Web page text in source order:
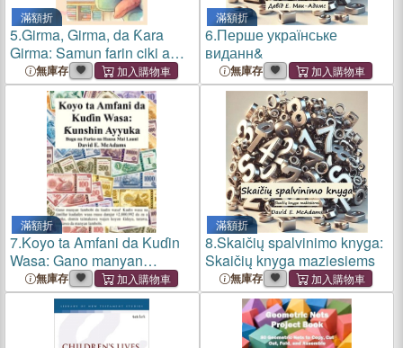
滿額折
5.Girma, Girma, da Ƙara
Girma: Samun farin ciki a
tafiyar lokaci
無庫存
滿額折
6.Перше українське
виданн&
無庫存
滿額折
7.Koyo ta Amfani da Kuɗin
Wasa: Gano manyan
lambobi da kuɗin wasa!
Kuɗin wasa na jimillar
kuɗaɗen wasa masu darajar
無庫存
滿額折
8.Skaičių spalvinimo knyga:
Skaičių knyga maziesiems
無庫存